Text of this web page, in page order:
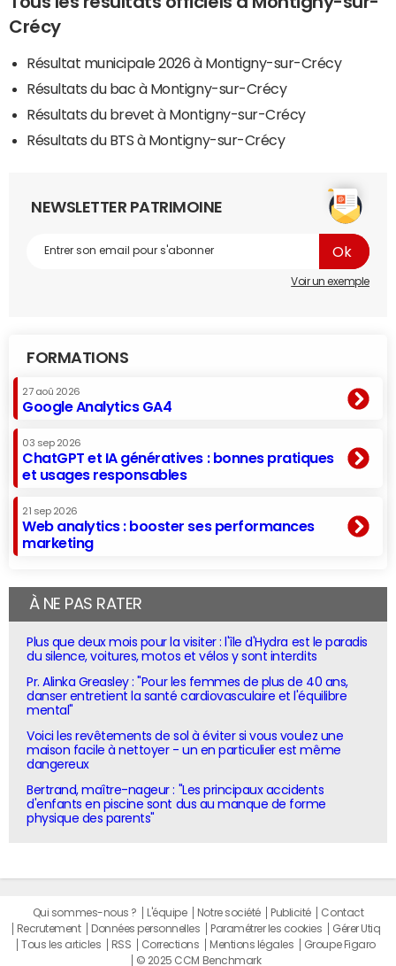
Crécy
Résultat municipale 2026 à Montigny-sur-Crécy
Résultats du bac à Montigny-sur-Crécy
Résultats du brevet à Montigny-sur-Crécy
Résultats du BTS à Montigny-sur-Crécy
NEWSLETTER PATRIMOINE
Voir un exemple
FORMATIONS
27 aoû 2026
Google Analytics GA4
03 sep 2026
ChatGPT et IA génératives : bonnes pratiques
et usages responsables
21 sep 2026
Web analytics : booster ses performances
marketing
À NE PAS RATER
Plus que deux mois pour la visiter : l'île d'Hydra est le paradis
du silence, voitures, motos et vélos y sont interdits
Pr. Alinka Greasley : "Pour les femmes de plus de 40 ans,
danser entretient la santé cardiovasculaire et l'équilibre
mental"
Voici les revêtements de sol à éviter si vous voulez une
maison facile à nettoyer - un en particulier est même
dangereux
Bertrand, maître-nageur : "Les principaux accidents
d'enfants en piscine sont dus au manque de forme
physique des parents"
Qui sommes-nous ? L'équipe Notre société Publicité
Contact
Recrutement
Données personnelles Paramétrer les cookies
Gérer Utiq
Tous les articles
RSS Corrections Mentions légales
Groupe Figaro
© 2025 CCM Benchmark